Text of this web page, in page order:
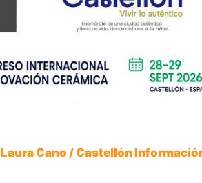
Laura Cano / Castellón